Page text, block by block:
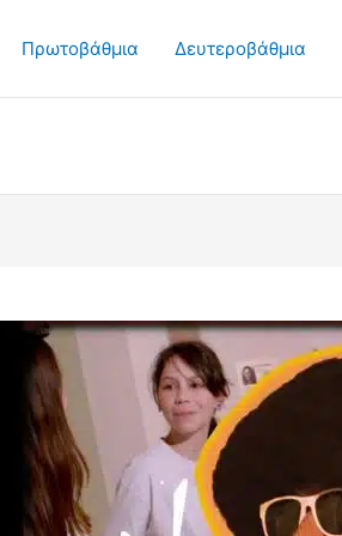
Πρωτοβάθμια Δευτεροβάθμια